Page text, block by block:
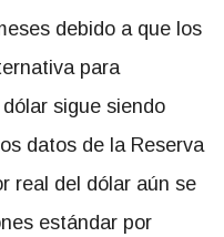
debido a que los
para
sigue siendo
datos de la Reserva
real del dólar aún se
estándar por